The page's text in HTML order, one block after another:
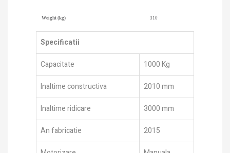
Weight (kg) 310
Specificatii
Capacitate 1000 Kg
Inaltime constructiva 2010 mm
Inaltime ridicare 3000 mm
An fabricatie 2015